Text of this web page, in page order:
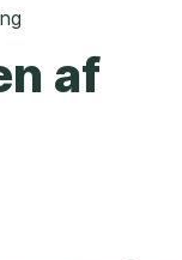
af